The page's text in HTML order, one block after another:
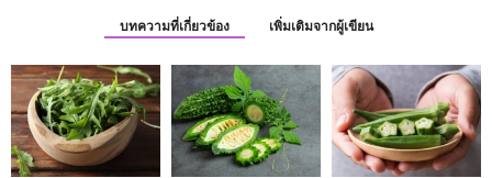
บทความที่เกี่ยวข้อง เพิ่มเติมจากผู้เขียน